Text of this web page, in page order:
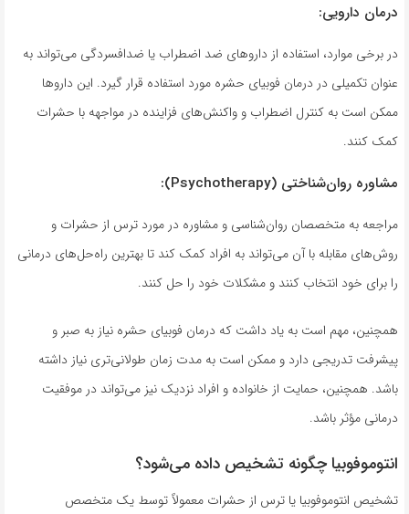
درمان دارویی:
در برخی موارد، استفاده از داروهای ضد اضطراب یا ضدافسردگی می‌تواند به
عنوان تکمیلی در درمان فوبیای حشره مورد استفاده قرار گیرد. این داروها
ممکن است به کنترل اضطراب و واکنش‌های فزاینده در مواجهه با حشرات
کمک کنند.
مشاوره روان‌شناختی (Psychotherapy):
مراجعه به متخصصان روان‌شناسی و مشاوره در مورد ترس از حشرات و
روش‌های مقابله با آن می‌تواند به افراد کمک کند تا بهترین راه‌حل‌های درمانی
را برای خود انتخاب کنند و مشکلات خود را حل کنند.
همچنین، مهم است به یاد داشت که درمان فوبیای حشره نیاز به صبر و
پیشرفت تدریجی دارد و ممکن است به مدت زمان طولانی‌تری نیاز داشته
باشد. همچنین، حمایت از خانواده و افراد نزدیک نیز می‌تواند در موفقیت
درمانی مؤثر باشد.
انتوموفوبیا چگونه تشخیص داده می‌شود؟
تشخیص انتوموفوبیا یا ترس از حشرات معمولاً توسط یک متخصص